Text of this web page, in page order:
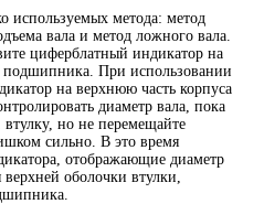
используемых метода: метод
вала и метод ложного вала.
циферблатный индикатор на
подшипника. При использовании
на верхнюю часть корпуса
диаметр вала, пока
втулку, но не перемещайте
сильно. В это время
отображающие диаметр
оболочки втулки,